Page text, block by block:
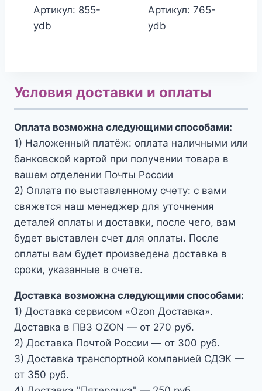
Артикул: 855-
ydb
Артикул: 765-
ydb
Условия доставки и оплаты
Оплата возможна следующими способами:
1) Наложенный платёж: оплата наличными или
банковской картой при получении товара в
вашем отделении Почты России
2) Оплата по выставленному счету: с вами
свяжется наш менеджер для уточнения
деталей оплаты и доставки, после чего, вам
будет выставлен счет для оплаты. После
оплаты вам будет произведена доставка в
сроки, указанные в счете.
Доставка возможна следующими способами:
1) Доставка сервисом «Ozon Доставка».
Доставка в ПВЗ OZON — от 270 руб.
2) Доставка Почтой России — от 300 руб.
3) Доставка транспортной компанией СДЭК —
от 350 руб.